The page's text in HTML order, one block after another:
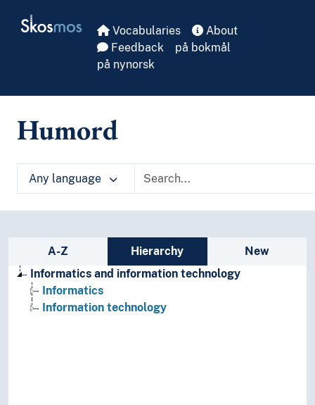
Skosmos Vocabularies
About
Feedback
på bokmål
på nynorsk
Humord
Any language
Sidebar listing: list and traverse
A-Z Hierarchy
New
Informatics and information technology
Informatics
Information technology